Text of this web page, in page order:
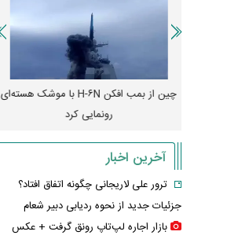
چین از بمب افکن H-۶N با موشک هسته‌ای
رونمایی کرد
آخرین اخبار
ترور علی لاریجانی چگونه اتفاق افتاد؟
جزئیات جدید از نحوه ردیابی دبیر شعام
بازار اجاره لپ‌تاپ رونق گرفت + عکس